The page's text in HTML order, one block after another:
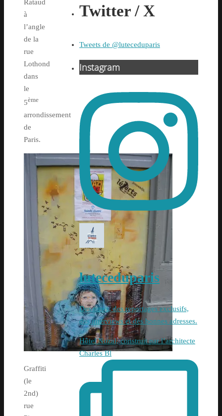
Rataud
à
l’angle
de la
rue
Lothond
dans
le
5ème
arrondissement
de
Paris.
Graffiti
(le
2nd)
rue
Twitter / X
Tweets de @luteceduparis
Instagram
luteceduparis
Des news, des reportages exclusifs,
des interviews et des bonnes adresses.
Hôtel Nozal, construit par l’architecte
Charles Bl